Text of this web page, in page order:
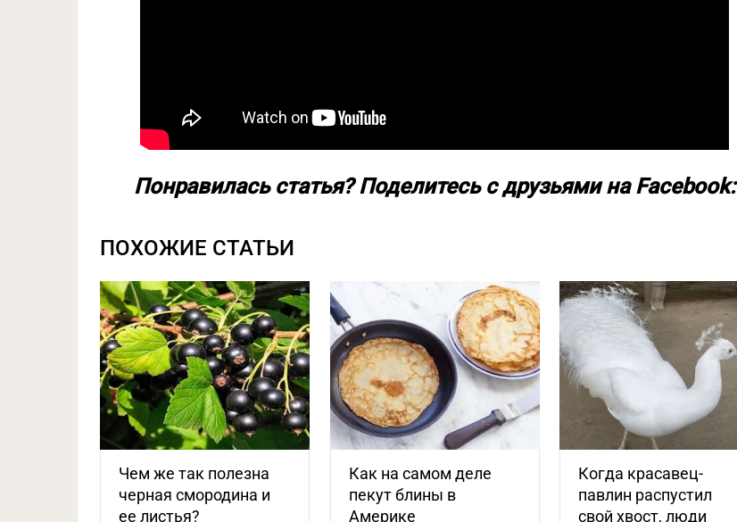
Понравилась статья? Поделитесь с друзьями на Facebook:
ПОХОЖИЕ СТАТЬИ
Чем же так полезна
черная смородина и
ее листья?
Как на самом деле
пекут блины в
Америке
Когда красавец-
павлин распустил
свой хвост, люди